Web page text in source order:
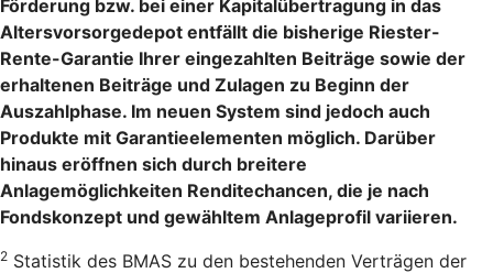
Förderung bzw. bei einer Kapitalübertragung in das
Altersvorsorgedepot entfällt die bisherige Riester-
Rente-Garantie Ihrer eingezahlten Beiträge sowie der
erhaltenen Beiträge und Zulagen zu Beginn der
Auszahlphase. Im neuen System sind jedoch auch
Produkte mit Garantieelementen möglich. Darüber
hinaus eröffnen sich durch breitere
Anlagemöglichkeiten Renditechancen, die je nach
Fondskonzept und gewähltem Anlageprofil variieren.
2 Statistik des BMAS zu den bestehenden Verträgen der